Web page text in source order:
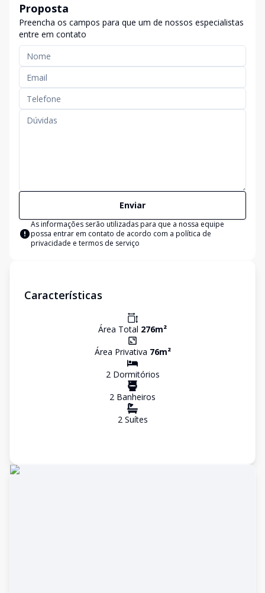
Proposta
Preencha os campos para que um de nossos especialistas
entre em contato
Enviar
As informações serão utilizadas para que a nossa equipe
possa entrar em contato de acordo com a política de
privacidade e termos de serviço
Características
Área Total 276m²
Área Privativa 76m²
2Dormitórios
2 Banheiros
2Suítes